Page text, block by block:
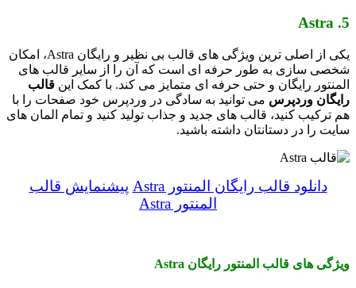
5. Astra
یکی از اصلی ترین ویژگی های قالب بی نظیر و رایگان Astra، امکان
شخصی سازی به طور حرفه ای است که آن را از سایر قالب های
المنتور رایگان و حتی حرفه ای متمایز می کند. با کمک این قالب
رایگان وردپرس می توانید به سادگی در وردپرس خود صفحات را با
هم ترکیب کنید، قالب های جدید و جذاب تولید کنید و تمام المان های
سایت را در دستانتان داشته باشید.
دانلود قالب رایگان المنتور Astra
پیشنمایش قالب
المنتور Astra
ویژگی های قالب المنتور رایگان Astra